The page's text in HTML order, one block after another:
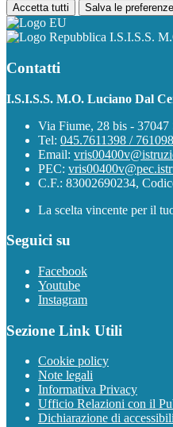
Accetta tutti Salva le preferenze
I.S.I.S.S.
Contatti
I.S.I.S.S. M.O. Luciano Dal
Via Fiume, 28 bis -
Tel: 045.7611398 /
Email:
PEC:
C.F.: 83002690234,
La scelta vincente per il
Seguici su
Facebook
Youtube
Instagram
Sezione Link Utili
Cookie policy
Note legali
Informativa Privacy
Ufficio Relazioni con il
Dichiarazione di